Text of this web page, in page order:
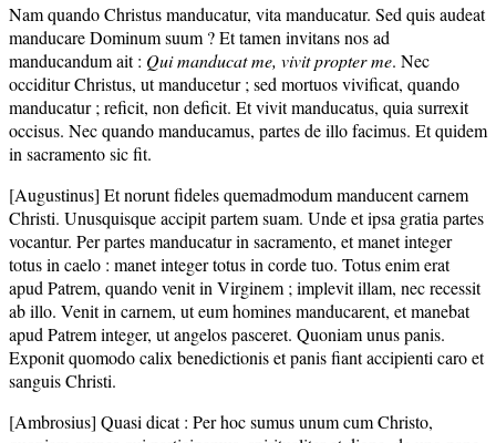
Nam quando Christus manducatur, vita manducatur. Sed quis audeat
manducare Dominum suum ? Et tamen invitans nos ad
manducandum ait : Qui manducat me, vivit propter me. Nec
occiditur Christus, ut manducetur ; sed mortuos vivificat, quando
manducatur ; reficit, non deficit. Et vivit manducatus, quia surrexit
occisus. Nec quando manducamus, partes de illo facimus. Et quidem
in sacramento sic fit.
[Augustinus] Et norunt fideles quemadmodum manducent carnem
Christi. Unusquisque accipit partem suam. Unde et ipsa gratia partes
vocantur. Per partes manducatur in sacramento, et manet integer
totus in caelo : manet integer totus in corde tuo. Totus enim erat
apud Patrem, quando venit in Virginem ; implevit illam, nec recessit
ab illo. Venit in carnem, ut eum homines manducarent, et manebat
apud Patrem integer, ut angelos pasceret. Quoniam unus panis.
Exponit quomodo calix benedictionis et panis fiant accipienti caro et
sanguis Christi.
[Ambrosius] Quasi dicat : Per hoc sumus unum cum Christo,